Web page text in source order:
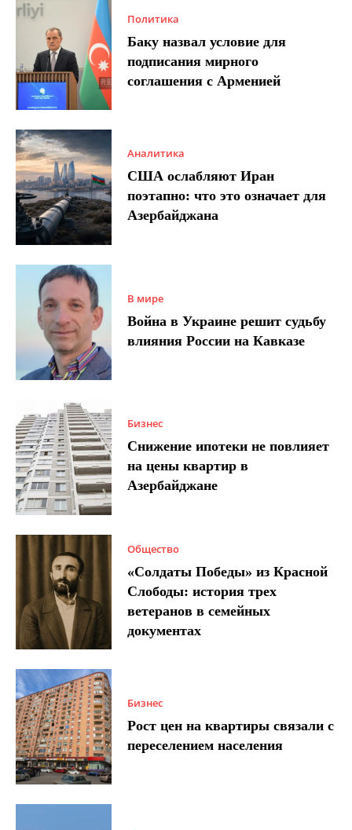
Политика
Баку назвал условие для
подписания мирного
соглашения с Арменией
Аналитика
США ослабляют Иран
поэтапно: что это означает для
Азербайджана
В мире
Война в Украине решит судьбу
влияния России на Кавказе
Бизнес
Снижение ипотеки не повлияет
на цены квартир в
Азербайджане
Общество
«Солдаты Победы» из Красной
Слободы: история трех
ветеранов в семейных
документах
Бизнес
Рост цен на квартиры связали с
переселением населения